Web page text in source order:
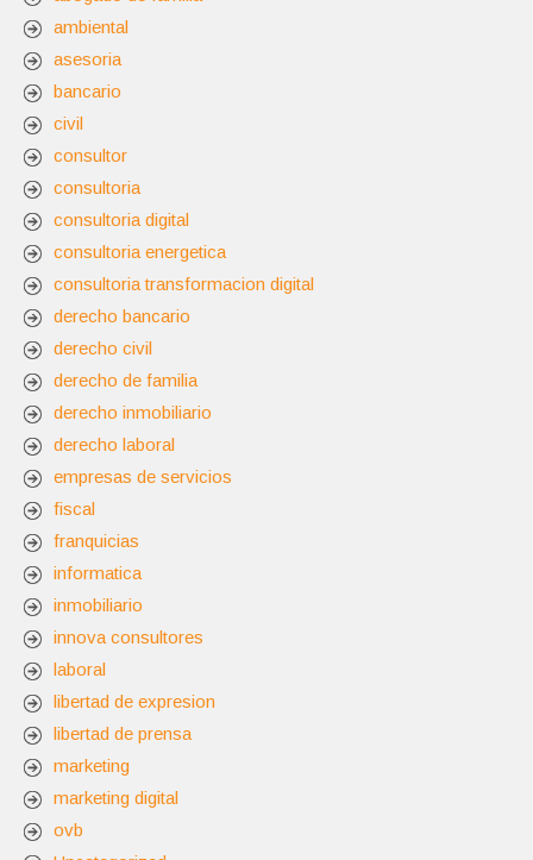
ambiental
asesoria
bancario
civil
consultor
consultoria
consultoria digital
consultoria energetica
consultoria transformacion digital
derecho bancario
derecho civil
derecho de familia
derecho inmobiliario
derecho laboral
empresas de servicios
fiscal
franquicias
informatica
inmobiliario
innova consultores
laboral
libertad de expresion
libertad de prensa
marketing
marketing digital
ovb